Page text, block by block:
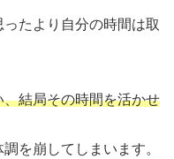
たより自分の時間は取
結局その時間を活かせ
を崩してしまいます。